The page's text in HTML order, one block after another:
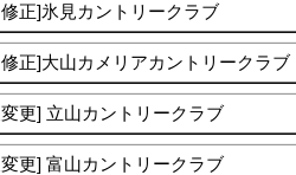
正]氷見カントリークラブ
正]大山カメリアカントリークラブ
更] 立山カントリークラブ
更] 富山カントリークラブ